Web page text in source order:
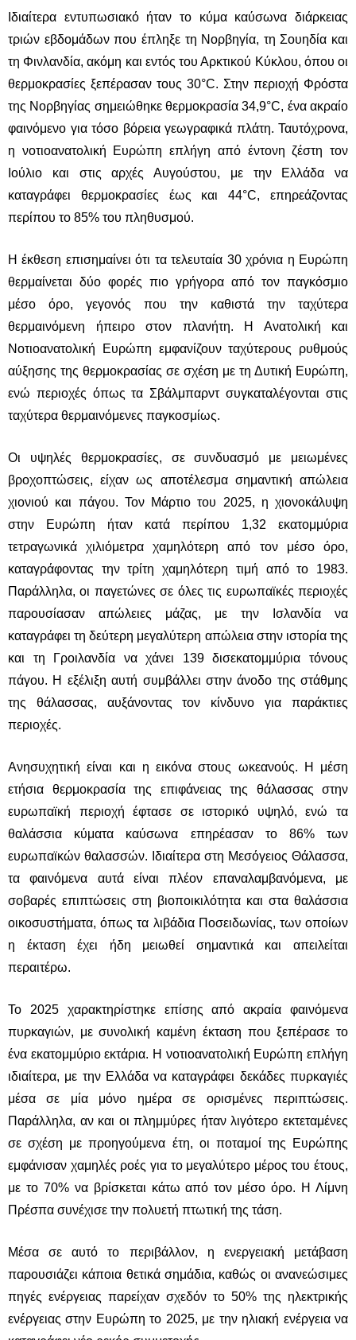
Ιδιαίτερα εντυπωσιακό ήταν το κύμα καύσωνα διάρκειας
τριών εβδομάδων που έπληξε τη Νορβηγία, τη Σουηδία και
τη Φινλανδία, ακόμη και εντός του Αρκτικού Κύκλου, όπου οι
θερμοκρασίες ξεπέρασαν τους 30°C. Στην περιοχή Φρόστα
της Νορβηγίας σημειώθηκε θερμοκρασία 34,9°C, ένα ακραίο
φαινόμενο για τόσο βόρεια γεωγραφικά πλάτη. Ταυτόχρονα,
η νοτιοανατολική Ευρώπη επλήγη από έντονη ζέστη τον
Ιούλιο και στις αρχές Αυγούστου, με την
Ελλάδα να
καταγράφει θερμοκρασίες έως και 44°C, επηρεάζοντας
περίπου το 85% του πληθυσμού.
Η έκθεση επισημαίνει ότι τα τελευταία 30 χρόνια η Ευρώπη
θερμαίνεται δύο φορές πιο γρήγορα από τον παγκόσμιο
μέσο όρο, γεγονός που την καθιστά την ταχύτερα
θερμαινόμενη ήπειρο στον πλανήτη. Η Ανατολική και
Νοτιοανατολική Ευρώπη εμφανίζουν ταχύτερους ρυθμούς
αύξησης της θερμοκρασίας σε σχέση με τη Δυτική Ευρώπη,
ενώ περιοχές όπως τα Σβάλμπαρντσυγκαταλέγονται στις
ταχύτερα θερμαινόμενες παγκοσμίως.
Οι υψηλές θερμοκρασίες, σε συνδυασμό με μειωμένες
βροχοπτώσεις, είχαν ως αποτέλεσμα σημαντική απώλεια
χιονιού και πάγου. Τον Μάρτιο του 2025, η χιονοκάλυψη
στην Ευρώπη ήταν κατά περίπου 1,32 εκατομμύρια
τετραγωνικά χιλιόμετρα χαμηλότερη από τον μέσο όρο,
καταγράφοντας την τρίτη χαμηλότερη τιμή από το 1983.
Παράλληλα, οι παγετώνες σε όλες τις ευρωπαϊκές περιοχές
παρουσίασαν απώλειες μάζας, με την
Ισλανδία να
καταγράφει τη δεύτερη μεγαλύτερη απώλεια στην ιστορία της
και τη
Γροιλανδία να χάνει 139 δισεκατομμύρια τόνους
πάγου. Η εξέλιξη αυτή συμβάλλει στην άνοδο της στάθμης
της θάλασσας, αυξάνοντας τον κίνδυνο για παράκτιες
περιοχές.
Ανησυχητική είναι και η εικόνα στους ωκεανούς. Η μέση
ετήσια θερμοκρασία της επιφάνειας της θάλασσας στην
ευρωπαϊκή περιοχή έφτασε σε ιστορικό υψηλό, ενώ τα
θαλάσσια κύματα καύσωνα επηρέασαν το 86% των
ευρωπαϊκών θαλασσών. Ιδιαίτερα στη Μεσόγειος Θάλασσα,
τα φαινόμενα αυτά είναι πλέον επαναλαμβανόμενα, με
σοβαρές επιπτώσεις στη βιοποικιλότητα και στα θαλάσσια
οικοσυστήματα, όπως τα λιβάδια Ποσειδωνίας, των οποίων
η έκταση έχει ήδη μειωθεί σημαντικά και απειλείται
περαιτέρω.
Το 2025 χαρακτηρίστηκε επίσης από ακραία φαινόμενα
πυρκαγιών, με συνολική καμένη έκταση που ξεπέρασε το
ένα εκατομμύριο εκτάρια. Η νοτιοανατολική Ευρώπη επλήγη
ιδιαίτερα, με την Ελλάδα να καταγράφει δεκάδες πυρκαγιές
μέσα σε μία μόνο ημέρα σε ορισμένες περιπτώσεις.
Παράλληλα, αν και οι πλημμύρες ήταν λιγότερο εκτεταμένες
σε σχέση με προηγούμενα έτη, οι ποταμοί της Ευρώπης
εμφάνισαν χαμηλές ροές για το μεγαλύτερο μέρος του έτους,
με το 70% να βρίσκεται κάτω από τον μέσο όρο. Η Λίμνη
Πρέσπα συνέχισε την πολυετή πτωτική της τάση.
Μέσα σε αυτό το περιβάλλον, η ενεργειακή μετάβαση
παρουσιάζει κάποια θετικά σημάδια, καθώς οι ανανεώσιμες
πηγές ενέργειας παρείχαν σχεδόν το 50% της ηλεκτρικής
ενέργειας στην Ευρώπη το 2025, με την ηλιακή ενέργεια να